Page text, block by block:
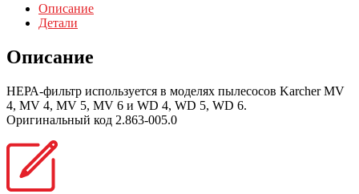
Описание
Детали
Описание
НЕРА-фильтр используется в моделях пылесосов Karcher MV
4, MV 4, MV 5, MV 6 и WD 4, WD 5, WD 6.
Оригинальный код 2.863-005.0